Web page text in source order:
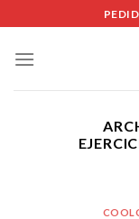
to
content